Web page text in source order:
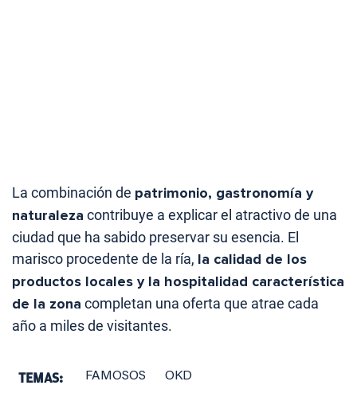
La combinación de patrimonio, gastronomía y
naturaleza contribuye a explicar el atractivo de una
ciudad que ha sabido preservar su esencia. El
marisco procedente de la ría, la calidad de los
productos locales y la hospitalidad característica
de la zona completan una oferta que atrae cada
año a miles de visitantes.
TEMAS: FAMOSOS OKD